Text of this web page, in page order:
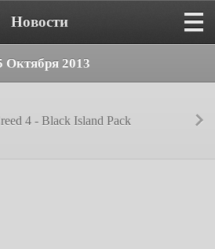
Новости
Октября 2013
4 - Black Island Pack